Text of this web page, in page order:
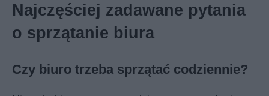
Najczęściej zadawane pytania
o sprzątanie biura
Czy biuro trzeba sprzątać codziennie?